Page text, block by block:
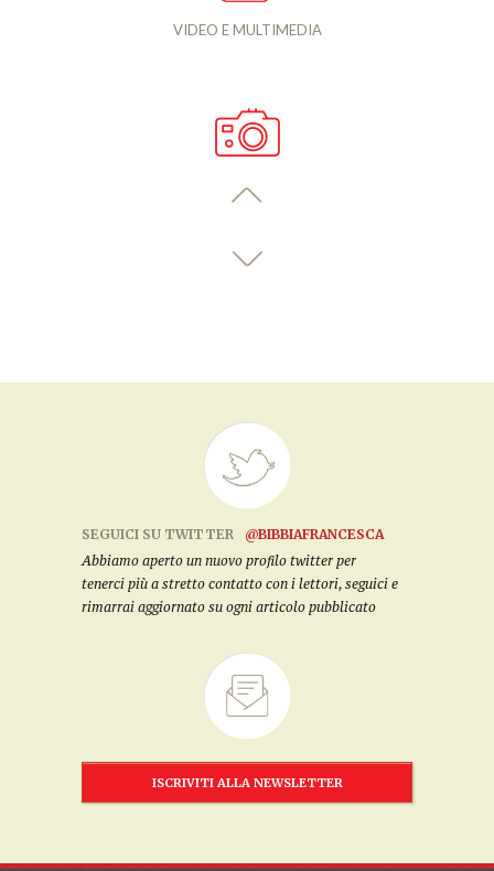
VIDEO E MULTIMEDIA
SEGUICI SU TWITTER
@BIBBIAFRANCESCA
Abbiamo aperto un nuovo profilo twitter per
tenerci più a stretto contatto con i lettori, seguici e
rimarrai aggiornato su ogni articolo pubblicato
ISCRIVITI ALLA NEWSLETTER